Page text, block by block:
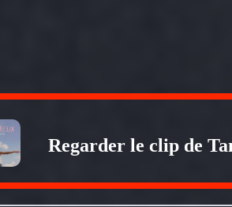
Regarder le clip de